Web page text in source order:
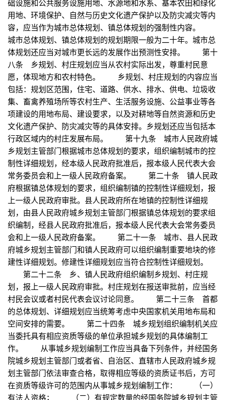
础设施和公共服务设施用地、水源地和水系、基本农田和绿化
用地、环境保护、自然与历史文化遗产保护以及防灾减灾等内
容，应当作为城市总体规划、镇总体规划的强制性内容。
城市总体规划、镇总体规划的规划期限一般为二十年。城市总
体规划还应当对城市更长远的发展作出预测性安排。 第十
八条 乡规划、村庄规划应当从农村实际出发，尊重村民意
愿，体现地方和农村特色。 乡规划、村庄规划的内容应当
包括：规划区范围，住宅、道路、供水、排水、供电、垃圾收
集、畜禽养殖场所等农村生产、生活服务设施、公益事业等各
项建设的用地布局、建设要求，以及对耕地等自然资源和历史
文化遗产保护、防灾减灾等的具体安排。乡规划还应当包括本
行政区域内的村庄发展布局。 第十九条 城市人民政府城
乡规划主管部门根据城市总体规划的要求，组织编制城市的控
制性详细规划，经本级人民政府批准后，报本级人民代表大会
常务委员会和上一级人民政府备案。 第二十条 镇人民政
府根据镇总体规划的要求，组织编制镇的控制性详细规划，报
上一级人民政府审批。县人民政府所在地镇的控制性详细规
划，由县人民政府城乡规划主管部门根据镇总体规划的要求组
织编制，经县人民政府批准后，报本级人民代表大会常务委员
会和上一级人民政府备案。 第二十一条 城市、县人民政
府城乡规划主管部门和镇人民政府可以组织编制重要地块的修
建性详细规划。修建性详细规划应当符合控制性详细规划。
第二十二条 乡、镇人民政府组织编制乡规划、村庄规
划，报上一级人民政府审批。村庄规划在报送审批前，应当经
村民会议或者村民代表会议讨论同意。 第二十三条 首都
的总体规划、详细规划应当统筹考虑中央国家机关用地布局和
空间安排的需要。 第二十四条 城乡规划组织编制机关应
当委托具有相应资质等级的单位承担城乡规划的具体编制工
作。 从事城乡规划编制工作应当具备下列条件，并经国务
院城乡规划主管部门或者省、自治区、直辖市人民政府城乡规
划主管部门依法审查合格，取得相应等级的资质证书后，方可
在资质等级许可的范围内从事城乡规划编制工作： （一）
有法人资格； （二）有规定数量的经国务院城乡规划主管